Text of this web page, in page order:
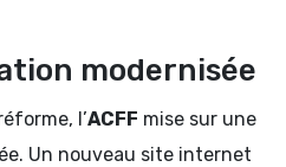
modernisée
l’ACFF mise sur une
Un nouveau site internet